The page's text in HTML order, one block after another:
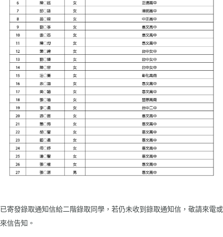
已寄發錄取通知信給二階錄取同學，若仍未收到錄取通知信，敬請來電或
來信告知。